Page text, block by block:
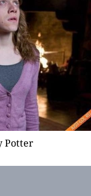
Potter